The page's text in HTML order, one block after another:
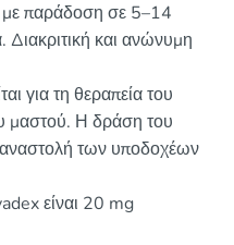
παράδοση σε 5–14
και ανώνυμη
για τη θεραπεία του
μαστού. Η δράση του
των υποδοχέων
είναι 20 mg